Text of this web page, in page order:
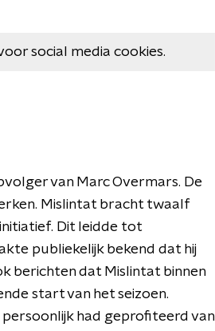
social media cookies.
van Marc Overmars. De
Mislintat bracht twaalf
Dit leidde tot
publiekelijk bekend dat hij
berichten dat Mislintat binnen
start van het seizoen.
had geprofiteerd van